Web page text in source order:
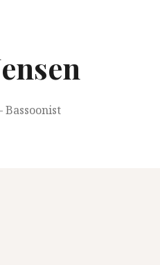
Bassoonist